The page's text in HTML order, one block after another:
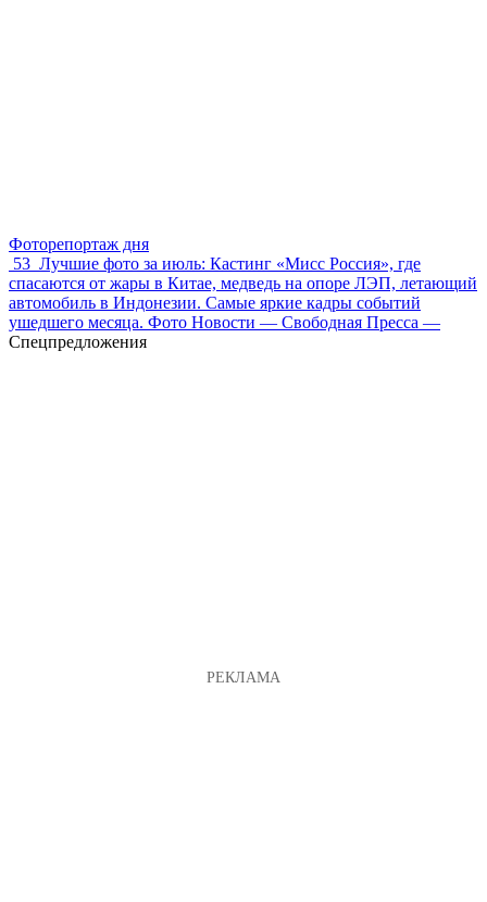
Фоторепортаж дня
53 Лучшие фото за июль: Кастинг «Мисс Россия», где
спасаются от жары в Китае, медведь на опоре ЛЭП, летающий
автомобиль в Индонезии. Самые яркие кадры событий
ушедшего месяца. Фото Новости — Свободная Пресса —
Спецпредложения